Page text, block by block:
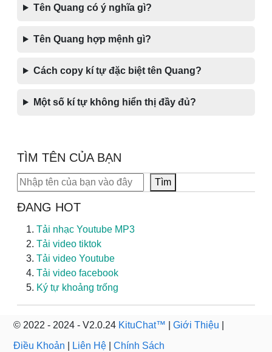
Tên Quang có ý nghĩa gì?
Tên Quang hợp mệnh gì?
Cách copy kí tự đặc biệt tên Quang?
Một số kí tự không hiển thị đầy đủ?
TÌM TÊN CỦA BẠN
Tìm kiếm Tìm
ĐANG HOT
Tải nhạc Youtube MP3
Tải video tiktok
Tải video Youtube
Tải video facebook
Ký tự khoảng trống
© 2022 - 2024 - V2.0.24 KituChat™ Giới Thiệu
Điều Khoản
Liên Hệ Chính Sách